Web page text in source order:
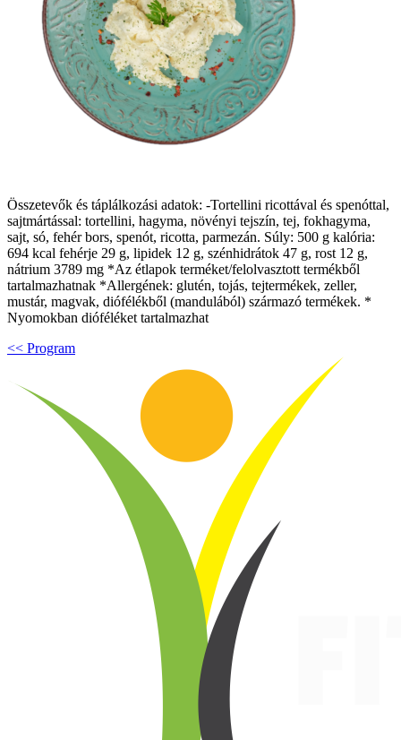
Összetevők és táplálkozási adatok: -Tortellini ricottával és spenóttal,
sajtmártással: tortellini, hagyma, növényi tejszín, tej, fokhagyma,
sajt, só, fehér bors, spenót, ricotta, parmezán. Súly: 500 g kalória:
694 kcal fehérje 29 g, lipidek 12 g, szénhidrátok 47 g, rost 12 g,
nátrium 3789 mg *Az étlapok terméket/felolvasztott termékből
tartalmazhatnak *Allergének: glutén, tojás, tejtermékek, zeller,
mustár, magvak, diófélékből (mandulából) származó termékek. *
Nyomokban dióféléket tartalmazhat
<< Program